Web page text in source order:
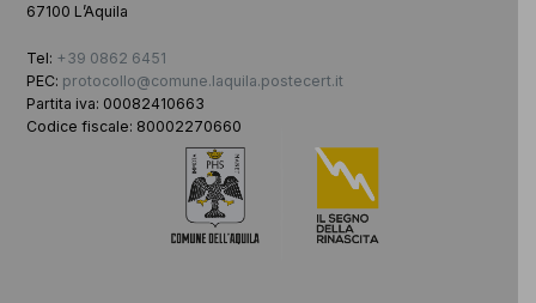
67100 L’Aquila
Tel: +39 0862 6451
PEC: protocollo@comune.laquila.postecert.it
Partita iva: 00082410663
Codice fiscale: 80002270660